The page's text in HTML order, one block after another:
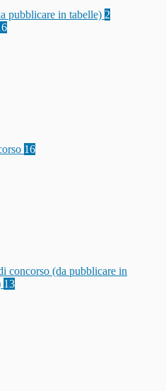
pubblicare in tabelle) 2
16
concorso (da pubblicare in
13